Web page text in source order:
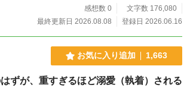
感想数 0
文字数 176,080
最終更新日 2026.08.08
登録日 2026.06.16
お気に入り追加 1,663
はずが、重すぎるほど溺愛（執着）される